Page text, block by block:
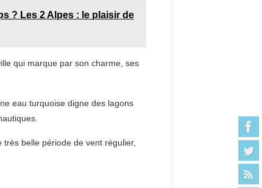
? Les 2 Alpes : le plaisir de
qui marque par son charme, ses
eau turquoise digne des lagons
très belle période de vent régulier,